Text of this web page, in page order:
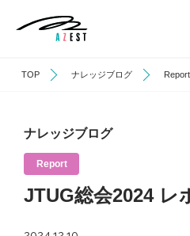
TOP ナレッジブログ Report
ナレッジブログ
Report
JTUG総会2024 レ